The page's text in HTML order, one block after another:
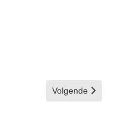
Volgende artikel:
Volgende